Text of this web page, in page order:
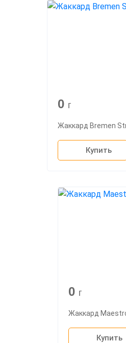
0 г
Жаккард Bremen
Купить
0 г
Жаккард
Купить